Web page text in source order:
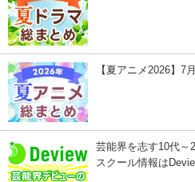
【夏アニメ2026】7
芸能界を志す10代～
スクール情報は